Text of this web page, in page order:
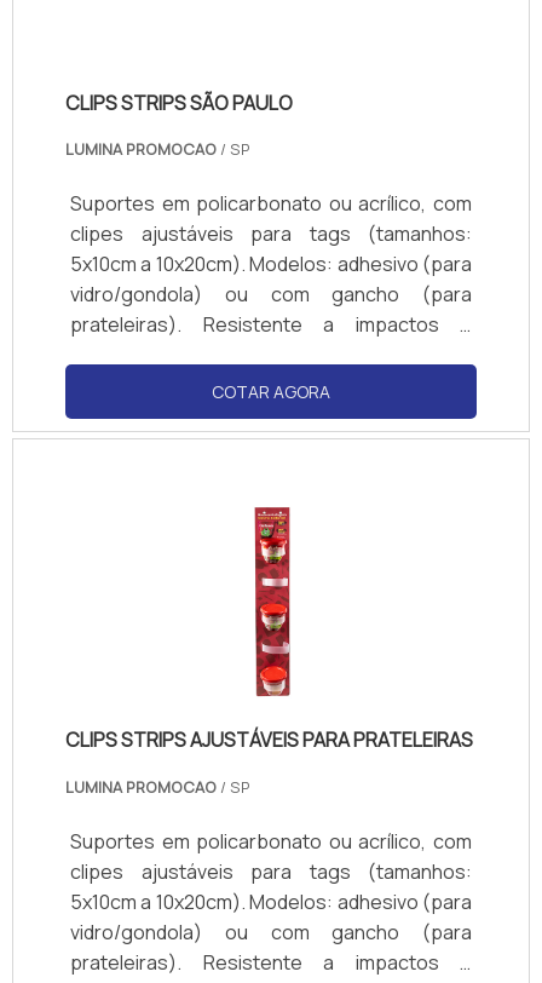
CLIPS STRIPS SÃO PAULO
LUMINA PROMOCAO / SP
Suportes em policarbonato ou acrílico, com
clipes ajustáveis para tags (tamanhos:
5x10cm a 10x20cm). Modelos: adhesivo (para
vidro/gondola) ou com gancho (para
prateleiras). Resistente a impactos e
personalizadas (logotipos). Compatível com
papel couchê, PVC ou cartão. Normas de
visibilidade: ângulo de 180° para fácil leitura.
COTAR AGORA
CLIPS STRIPS AJUSTÁVEIS PARA PRATELEIRAS
LUMINA PROMOCAO / SP
Suportes em policarbonato ou acrílico, com
clipes ajustáveis para tags (tamanhos:
5x10cm a 10x20cm). Modelos: adhesivo (para
vidro/gondola) ou com gancho (para
prateleiras). Resistente a impactos e